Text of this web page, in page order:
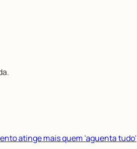
atinge mais quem 'aguenta tudo'